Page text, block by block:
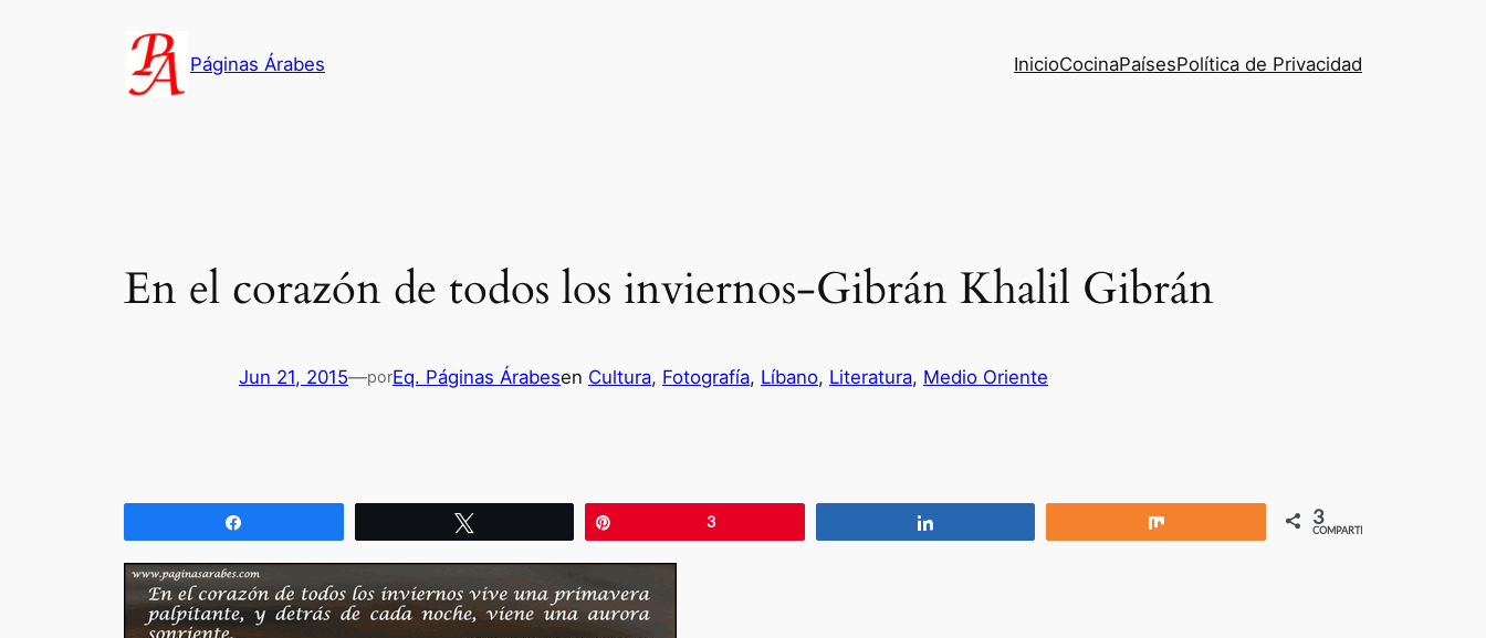
Páginas Árabes InicioCocinaPaísesPolítica de Privacidad
En el corazón de todos los inviernos-Gibrán Khalil Gibrán
Jun 21, 2015—porEq. Páginas Árabesen Cultura, Fotografía, Líbano, Literatura, Medio Oriente
3 3
COMPARTIR